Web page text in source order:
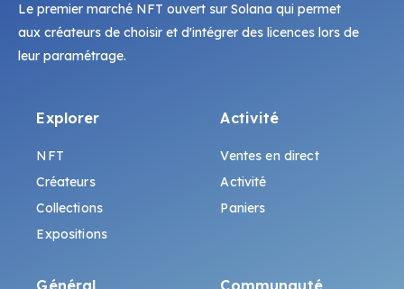
Le premier marché NFT ouvert sur Solana qui permet
aux créateurs de choisir et d'intégrer des licences lors de
leur paramétrage.
Explorer
NFT
Créateurs
Collections
Expositions
Activité
Ventes en direct
Activité
Paniers